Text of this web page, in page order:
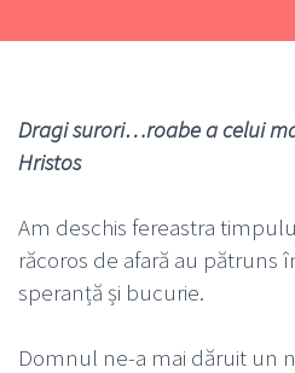
Dragi surori…roabe a celui
Hristos
Am deschis fereastra
răcoros de afară au pătruns
speranță și bucurie.
Domnul ne-a mai dăruit un